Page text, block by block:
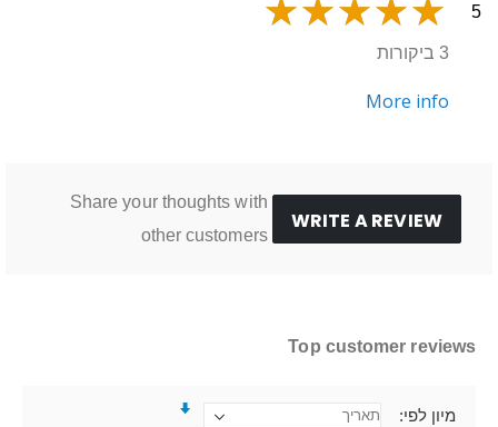
5
3 ביקורות
More info
WRITE A REVIEW
Share your thoughts with
other customers
Top customer reviews
מיון לפי